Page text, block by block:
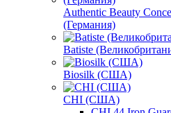
Authentic Beauty
(Германия)
Batiste
Biosilk (США)
CHI (США)